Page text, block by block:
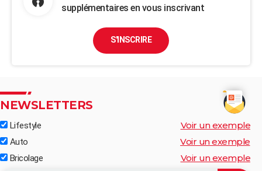
supplémentaires en vous inscrivant
S'INSCRIRE
NEWSLETTERS
Lifestyle Voir un exemple
Auto Voir un exemple
Bricolage Voir un exemple